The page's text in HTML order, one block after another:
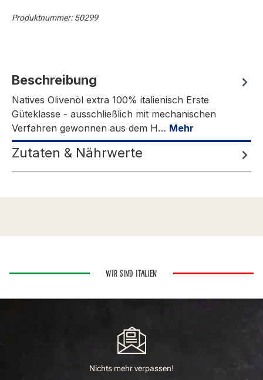
Produktnummer:50299
Beschreibung
Natives Olivenöl extra 100% italienisch Erste
Güteklasse - ausschließlich mit mechanischen
Verfahren gewonnen aus dem H… Mehr
Zutaten & Nährwerte
WIR SIND ITALIEN
Nichts mehr verpassen!